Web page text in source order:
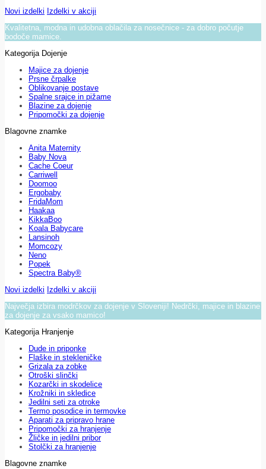
Novi izdelki Izdelki v akciji
Kvalitetna, modna in udobna oblačila za nosečnice - za dobro počutje
bodoče mamice.
Kategorija Dojenje
Majice za dojenje
Prsne črpalke
Oblikovanje postave
Spalne srajce in pižame
Blazine za dojenje
Pripomočki za dojenje
Blagovne znamke
Anita Maternity
Baby Nova
Cache Coeur
Carriwell
Doomoo
Ergobaby
FridaMom
Haakaa
KikkaBoo
Koala Babycare
Lansinoh
Momcozy
Neno
Popek
Spectra Baby®
Novi izdelki Izdelki v akciji
Največja izbira modrčkov za dojenje v Sloveniji! Nedrčki, majice in blazine
za dojenje za vsako mamico!
Kategorija Hranjenje
Dude in priponke
Flaške in stekleničke
Grizala za zobke
Otroški slinčki
Kozarčki in skodelice
Krožniki in skledice
Jedilni seti za otroke
Termo posodice in termovke
Aparati za pripravo hrane
Pripomočki za hranjenje
Žličke in jedilni pribor
Stolčki za hranjenje
Blagovne znamke